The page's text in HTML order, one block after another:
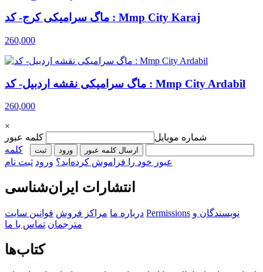
ماگ سرامیکی کرج- کد : Mmp City Karaj
260,000
ماگ سرامیکی نقشه اردبیل- کد : Mmp City Ardabil
260,000
×
شماره موبایل
کلمه عبور
ارسال کلمه عبور ورود ثبت‌
کلمه
عبور خود را فراموش کرده‌اید؟ ورود ثبت نام
انتشارات ایران‌شناسی
درباره ما مراکز فروش قوانین سایت Permissions نویسندگان و
مترجمان تماس با ما
کتاب‌ها